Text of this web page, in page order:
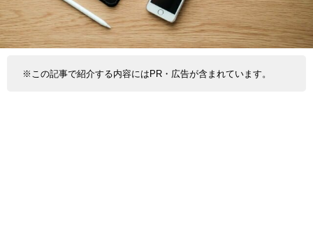
※この記事で紹介する内容にはPR・広告が含まれています。